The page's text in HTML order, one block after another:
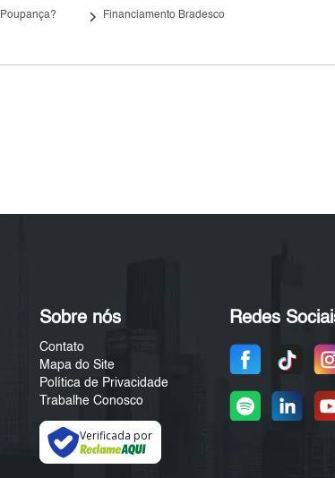
keyboard_arrow_right Financiamento Bradesco
Sobre nós
Contato
Mapa do Site
Política de Privacidade
Trabalhe Conosco
Verificada por
Redes